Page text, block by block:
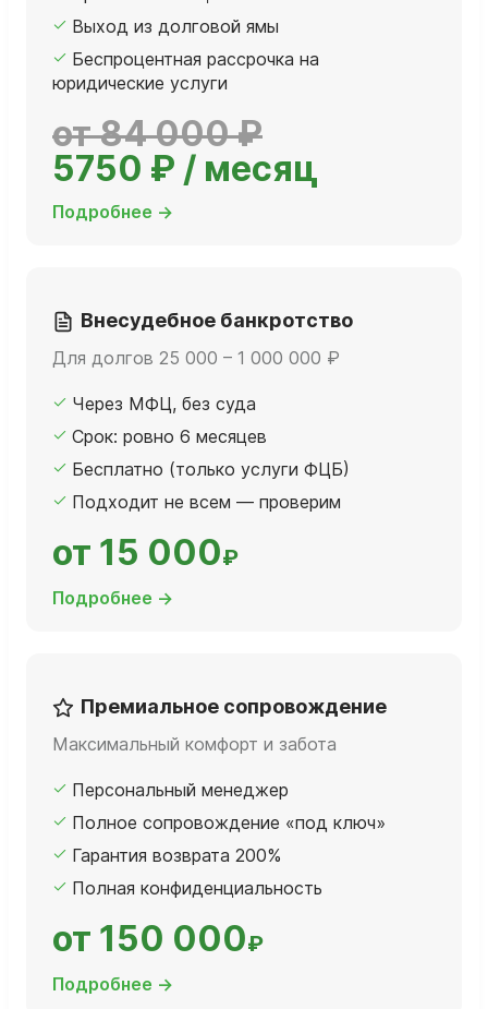
Выход из долговой ямы
Беспроцентная рассрочка на
юридические услуги
от 84 000 ₽
5750 ₽ / месяц
Подробнее →
Внесудебное банкротство
Для долгов 25 000 – 1 000 000 ₽
Через МФЦ, без суда
Срок: ровно 6 месяцев
Бесплатно (только услуги ФЦБ)
Подходит не всем — проверим
от 15 000₽
Подробнее →
Премиальное сопровождение
Максимальный комфорт и забота
Персональный менеджер
Полное сопровождение «под ключ»
Гарантия возврата 200%
Полная конфиденциальность
от 150 000₽
Подробнее →